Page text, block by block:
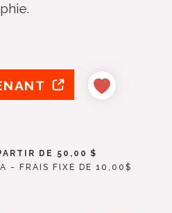
DE 50,00 $
- FRAIS FIXE DE 10,00$